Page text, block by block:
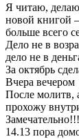
Я читаю,
новой книгой
больше всего
Дело не в
дело не в
За октябрь
Вчера вечером
После молитв,
прохожу
Замечательно!!!
14.13 пора